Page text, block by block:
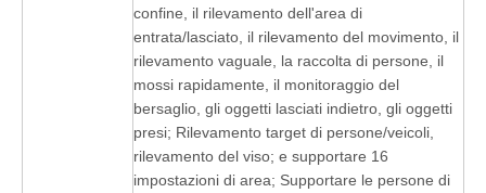
confine, il rilevamento dell'area di
entrata/lasciato, il rilevamento del movimento, il
rilevamento vaguale, la raccolta di persone, il
mossi rapidamente, il monitoraggio del
bersaglio, gli oggetti lasciati indietro, gli oggetti
presi; Rilevamento target di persone/veicoli,
rilevamento del viso; e supportare 16
impostazioni di area; Supportare le persone di